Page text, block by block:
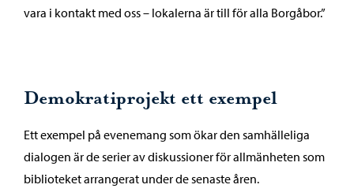
vara i kontakt med oss – lokalerna är till för alla Borgåbor.”
Demokratiprojekt ett exempel
Ett exempel på evenemang som ökar den samhälleliga
dialogen är de serier av diskussioner för allmänheten som
biblioteket arrangerat under de senaste åren.